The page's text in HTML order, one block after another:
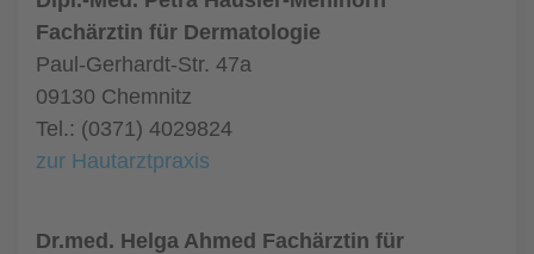
Fachärztin für Dermatologie
Paul-Gerhardt-Str. 47a
09130 Chemnitz
Tel.: (0371) 4029824
zur Hautarztpraxis
Dr.med. Helga Ahmed Fachärztin für